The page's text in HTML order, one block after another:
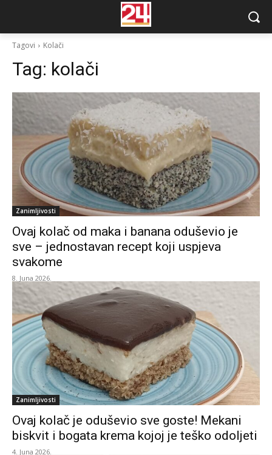
Tagovi Kolači
Tag: kolači
Zanimljivosti
Ovaj kolač od maka i banana oduševio je
sve – jednostavan recept koji uspjeva
svakome
8. Juna 2026.
Zanimljivosti
Ovaj kolač je oduševio sve goste! Mekani
biskvit i bogata krema kojoj je teško odoljeti
4. Juna 2026.